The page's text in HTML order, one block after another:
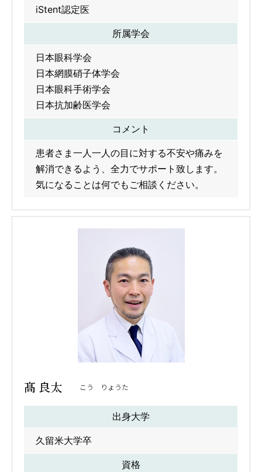
iStent認定医
所属学会
日本眼科学会
日本網膜硝子体学会
日本眼科手術学会
日本抗加齢医学会
コメント
患者さま一人一人の目に対する不安や痛みを
解消できるよう、全力でサポート致します。
気になることは何でもご相談ください。
髙 良太 こう りょうた
出身大学
久留米大学卒
資格